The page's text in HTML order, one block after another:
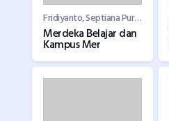
Fridiyanto, Septiana Purwaningrum, Aminol Rosid Abdullah, Fathor Rosi, Totok Haryanto, Abdullah Farih, Eva Zulisa, Nadiah Abidin, Maya Sari, Cahya Edi Setyawan
Merdeka Belajar dan
Kampus Mer